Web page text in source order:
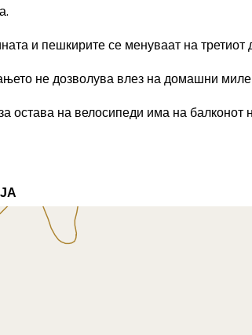
и пешкирите се менуваат на третиот
не дозволува влез на домашни
остава на велосипеди има на балконот